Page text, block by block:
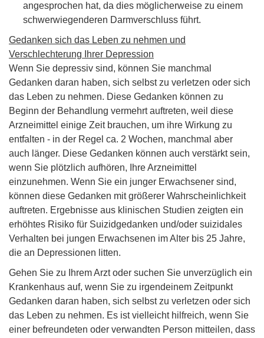
angesprochen hat, da dies möglicherweise zu einem
schwerwiegenderen Darmverschluss führt.
Gedanken sich das Leben zu nehmen und
Verschlechterung Ihrer Depression
Wenn Sie depressiv sind, können Sie manchmal
Gedanken daran haben, sich selbst zu verletzen oder sich
das Leben zu nehmen. Diese Gedanken können zu
Beginn der Behandlung vermehrt auftreten, weil diese
Arzneimittel einige Zeit brauchen, um ihre Wirkung zu
entfalten - in der Regel ca. 2 Wochen, manchmal aber
auch länger. Diese Gedanken können auch verstärkt sein,
wenn Sie plötzlich aufhören, Ihre Arzneimittel
einzunehmen. Wenn Sie ein junger Erwachsener sind,
können diese Gedanken mit größerer Wahrscheinlichkeit
auftreten. Ergebnisse aus klinischen Studien zeigten ein
erhöhtes Risiko für Suizidgedanken und/oder suizidales
Verhalten bei jungen Erwachsenen im Alter bis 25 Jahre,
die an Depressionen litten.
Gehen Sie zu Ihrem Arzt oder suchen Sie unverzüglich ein
Krankenhaus auf, wenn Sie zu irgendeinem Zeitpunkt
Gedanken daran haben, sich selbst zu verletzen oder sich
das Leben zu nehmen. Es ist vielleicht hilfreich, wenn Sie
einer befreundeten oder verwandten Person mitteilen, dass